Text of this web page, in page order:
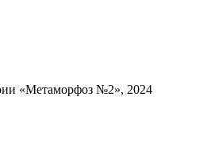
«Метаморфоз №2», 2024